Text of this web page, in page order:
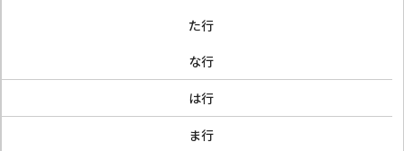
た行
な行
は行
ま行